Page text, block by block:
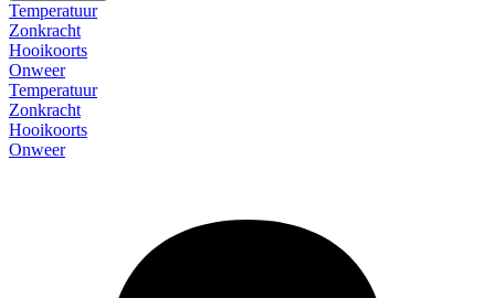
Temperatuur
Zonkracht
Hooikoorts
Onweer
Temperatuur
Zonkracht
Hooikoorts
Onweer